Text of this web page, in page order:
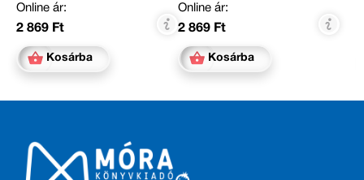
Online ár:
2 869 Ft
Kosárba
Online ár:
2 869 Ft
Kosárba